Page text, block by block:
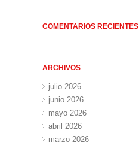
COMENTARIOS RECIENTES
ARCHIVOS
julio 2026
junio 2026
mayo 2026
abril 2026
marzo 2026